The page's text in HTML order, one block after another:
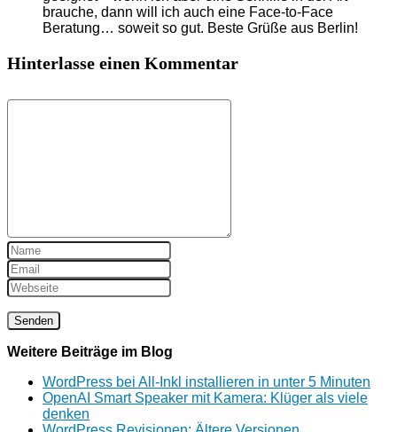
brauche, dann will ich auch eine Face-to-Face
Beratung… soweit so gut. Beste Grüße aus Berlin!
Hinterlasse einen Kommentar
Weitere Beiträge im Blog
WordPress bei All-Inkl installieren in unter 5 Minuten
OpenAI Smart Speaker mit Kamera: Klüger als viele
denken